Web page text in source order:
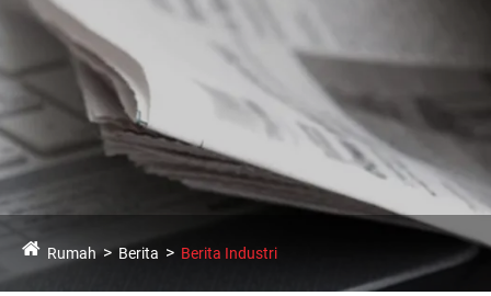
Rumah Berita Berita Industri